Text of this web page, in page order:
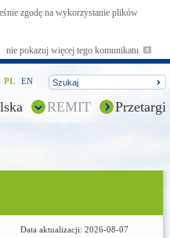
zgodę na wykorzystanie plików
nie pokazuj więcej tego komunikatu
PL EN
REMIT Przetargi
Data aktualizacji: 2026-08-07